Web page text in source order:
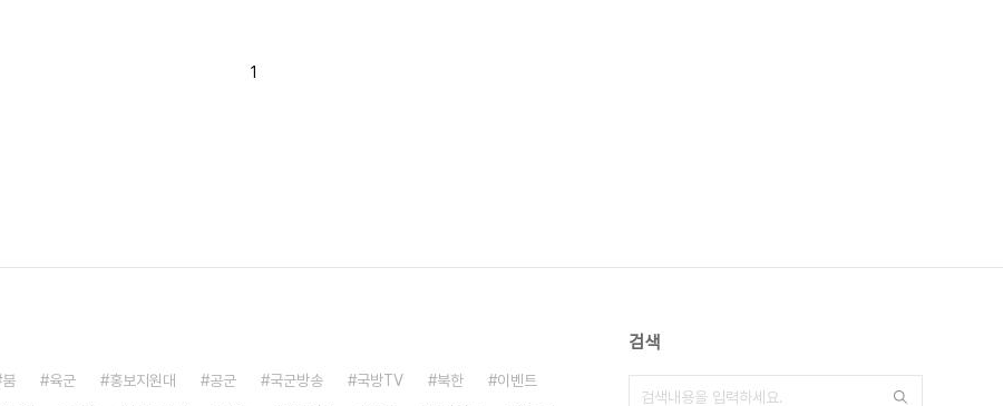
1
붐 육군 홍보지원대 공군 국군방송 국방TV 북한
이벤트
검색